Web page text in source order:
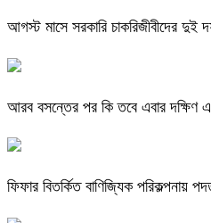
আগস্ট মাসে সরকারি চাকরিজীবীদের দুই
আরব বসন্তের পর কি তবে এবার দক্ষিণ
ফিফার বিতর্কিত বাণিজ্যিক পরিকল্পনায়